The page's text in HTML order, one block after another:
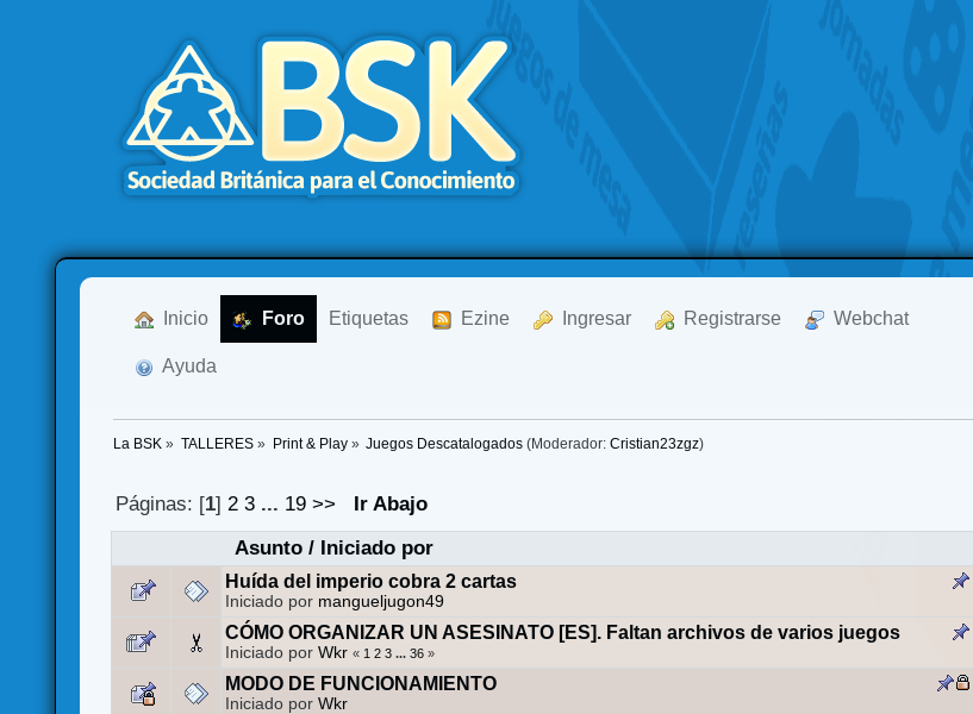
Inicio Foro Etiquetas Ezine Ingresar Registrarse Webchat
Ayuda
La BSK » TALLERES» Print & Play» Juegos Descatalogados (Moderador:Cristian23zgz)
Páginas: [1] 2 3 ... 19 >>
Ir Abajo
Asunto/ Iniciado por
Huída del imperio cobra 2 cartas
Iniciado por mangueljugon49
CÓMO ORGANIZAR UN ASESINATO [ES]. Faltan archivos de varios juegos
Iniciado porWkr « 1 2 3 ...36 »
MODO DE FUNCIONAMIENTO
Iniciado porWkr